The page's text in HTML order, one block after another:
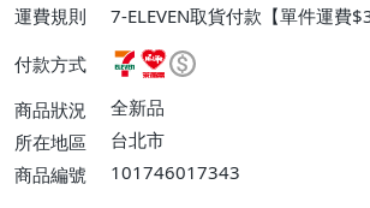
運費規則
7-ELEVEN取貨付款【單件運費
或消費滿$1298免運費】、7-
不付款【免運費】、萊爾富取貨
運費$60、滿5件或消費滿$1298
費】、宅配/貨運【單件運費
付款方式
商品狀況
全新品
所在地區
台北市
商品編號
101746017343